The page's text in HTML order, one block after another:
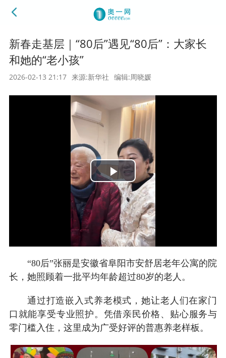
新春走基层｜“80后”遇见“80后”：大家长
和她的“老小孩”
2026-02-13 21:17 来源:新华社 编辑:周晓媛
Play
Video
“80后”张丽是安徽省阜阳市安舒居老年公寓的院
长，她照顾着一批平均年龄超过80岁的老人。
通过打造嵌入式养老模式，她让老人们在家门
口就能享受专业照护。凭借亲民价格、贴心服务与
零门槛入住，这里成为广受好评的普惠养老样板。